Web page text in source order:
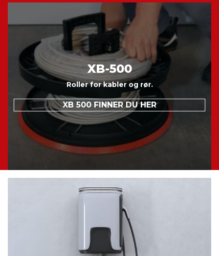
XB-500
Roller for kabler og rør.
XB 500 FINNER DU HER